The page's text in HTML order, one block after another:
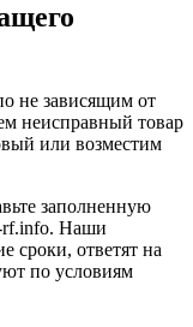
не зависящим от
неисправный товар
или возместим
заполненную
rf.info. Наши
сроки, ответят на
по условиям